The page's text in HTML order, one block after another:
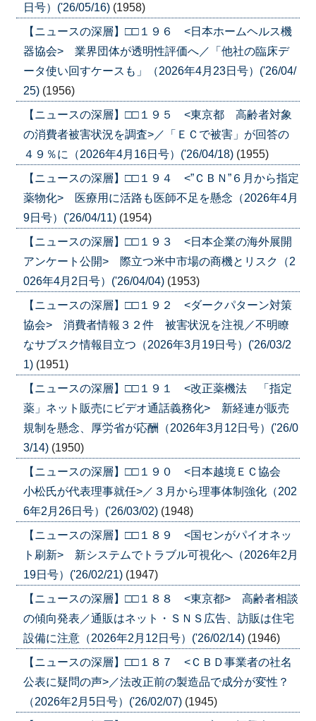
日号）('26/05/16) (1958)
【ニュースの深層】□□１９６ <日本ホームヘルス機
器協会> 業界団体が透明性評価へ／「他社の臨床デ
ータ使い回すケースも」（2026年4月23日号）('26/04/
25) (1956)
【ニュースの深層】□□１９５ <東京都 高齢者対象
の消費者被害状況を調査>／「ＥＣで被害」が回答の
４９％に（2026年4月16日号）('26/04/18) (1955)
【ニュースの深層】□□１９４ <”ＣＢＮ”６月から指定
薬物化> 医療用に活路も医師不足を懸念（2026年4月
9日号）('26/04/11) (1954)
【ニュースの深層】□□１９３ <日本企業の海外展開
アンケート公開> 際立つ米中市場の商機とリスク（2
026年4月2日号）('26/04/04) (1953)
【ニュースの深層】□□１９２ <ダークパターン対策
協会> 消費者情報３２件 被害状況を注視／不明瞭
なサブスク情報目立つ（2026年3月19日号）('26/03/2
1) (1951)
【ニュースの深層】□□１９１ <改正薬機法 「指定
薬」ネット販売にビデオ通話義務化> 新経連が販売
規制を懸念、厚労省が応酬（2026年3月12日号）('26/0
3/14) (1950)
【ニュースの深層】□□１９０ <日本越境ＥＣ協会
小松氏が代表理事就任>／３月から理事体制強化（202
6年2月26日号）('26/03/02) (1948)
【ニュースの深層】□□１８９ <国センがパイオネッ
ト刷新> 新システムでトラブル可視化へ（2026年2月
19日号）('26/02/21) (1947)
【ニュースの深層】□□１８８ <東京都> 高齢者相談
の傾向発表／通販はネット・ＳＮＳ広告、訪販は住宅
設備に注意（2026年2月12日号）('26/02/14) (1946)
【ニュースの深層】□□１８７ <ＣＢＤ事業者の社名
公表に疑問の声>／法改正前の製造品で成分が変性？
（2026年2月5日号）('26/02/07) (1945)